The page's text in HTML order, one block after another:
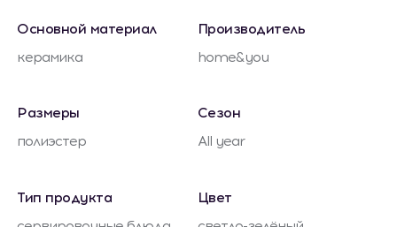
Основной материал
керамика
Производитель
home&you
Размеры
полиэстер
Сезон
All year
Тип продукта
Цвет